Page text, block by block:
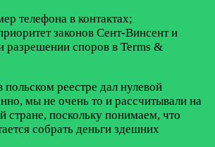
телефона в контактах;
законов Сент-Винсент и
разрешении споров в Terms &
реестре дал нулевой
мы не очень то и рассчитывали на
стране, поскольку понимаем, что
собрать деньги здешних